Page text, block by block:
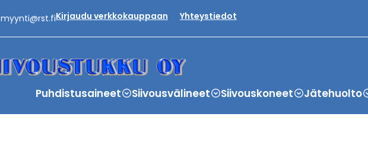
myynti@rst.fiKirjaudu verkkokauppaan Yhteystiedot
Puhdistusaineet Siivousvälineet Siivouskoneet Jätehuolto